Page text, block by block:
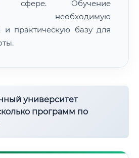
сфере. Обучение
необходимую
и практическую базу для
университет
программ по